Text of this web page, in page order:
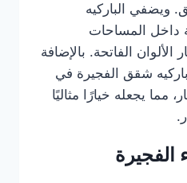
ويضفي الباركيه
داخل المساحات
الألوان الفاتحة. بالإضافة
شقق الفجيرة في
مما يجعله خيارًا مثاليًا
الفجيرة